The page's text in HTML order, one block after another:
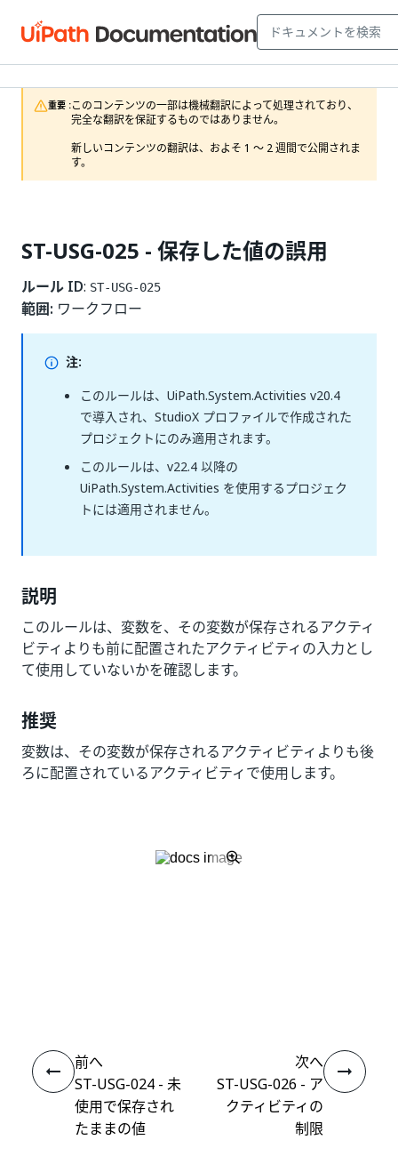
重要 :このコンテンツの一部は機械翻訳によって処理されており、
完全な翻訳を保証するものではありません。
新しいコンテンツの翻訳は、およそ 1 ～ 2 週間で公開されま
す。
ST-USG-025 - 保存した値の誤用
ルール ID: ST-USG-025
範囲: ワークフロー
注:
このルールは、UiPath.System.Activities v20.4
で導入され、StudioX プロファイルで作成された
プロジェクトにのみ適用されます。
このルールは、v22.4 以降の
UiPath.System.Activities を使用するプロジェク
トには適用されません。
説明
このルールは、変数を、その変数が保存されるアクティ
ビティよりも前に配置されたアクティビティの入力とし
て使用していないかを確認します。
推奨
変数は、その変数が保存されるアクティビティよりも後
ろに配置されているアクティビティで使用します。
前へ
ST-USG-024 - 未
使用で保存され
たままの値
次へ
ST-USG-026 - ア
クティビティの
制限